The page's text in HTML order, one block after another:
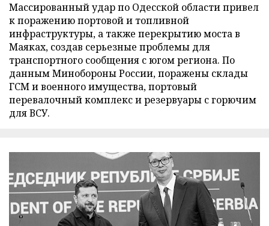
Массированный удар по Одесской области привел
к поражению портовой и топливной
инфраструктуры, а также перекрытию моста в
Маяках, создав серьезные проблемы для
транспортного сообщения с югом региона. По
данным Минобороны России, поражены склады
ГСМ и военного имущества, портовый
перевалочный комплекс и резервуары с горючим
для ВСУ.